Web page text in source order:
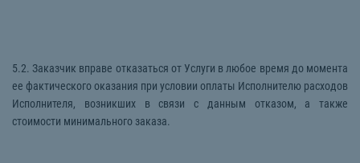
5.2. Заказчик вправе отказаться от Услуги в любое время до момента
ее фактического оказания при условии оплаты Исполнителю расходов
Исполнителя, возникших в связи с данным отказом, а также
стоимости минимального заказа.